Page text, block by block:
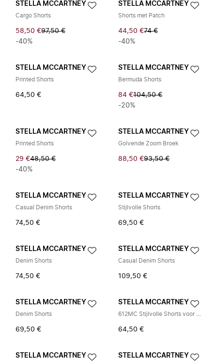
STELLA MCCARTNEY
Cargo Shorts
58,50 €97,50 €
-40%
STELLA MCCARTNEY
Shorts met Patch
44,50 €74 €
-40%
STELLA MCCARTNEY
Printed Shorts
64,50 €
STELLA MCCARTNEY
Bermuda Shorts
84 €104,50 €
-20%
STELLA MCCARTNEY
Printed Shorts
29 €48,50 €
-40%
STELLA MCCARTNEY
Golvende Zoom Broek
88,50 €93,50 €
STELLA MCCARTNEY
Casual Denim Shorts
74,50 €
STELLA MCCARTNEY
Stijlvolle Shorts
69,50 €
STELLA MCCARTNEY
Denim Shorts
74,50 €
STELLA MCCARTNEY
Casual Denim Shorts
109,50 €
STELLA MCCARTNEY
Denim Shorts
69,50 €
STELLA MCCARTNEY
612MC Stijlvolle Shorts voor Vrouwen
64,50 €
STELLA MCCARTNEY STELLA MCCARTNEY